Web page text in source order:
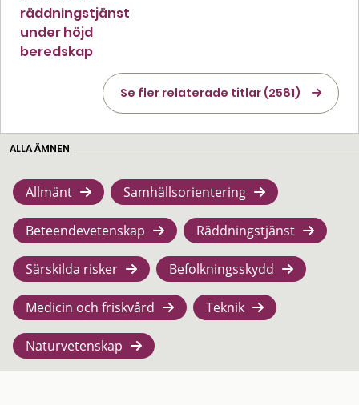
räddningstjänst
under höjd
beredskap
Se fler relaterade titlar (2581)
ALLA ÄMNEN
Allmänt Samhällsorientering
Beteendevetenskap Räddningstjänst
Särskilda risker Befolkningsskydd
Medicin och friskvård Teknik
Naturvetenskap